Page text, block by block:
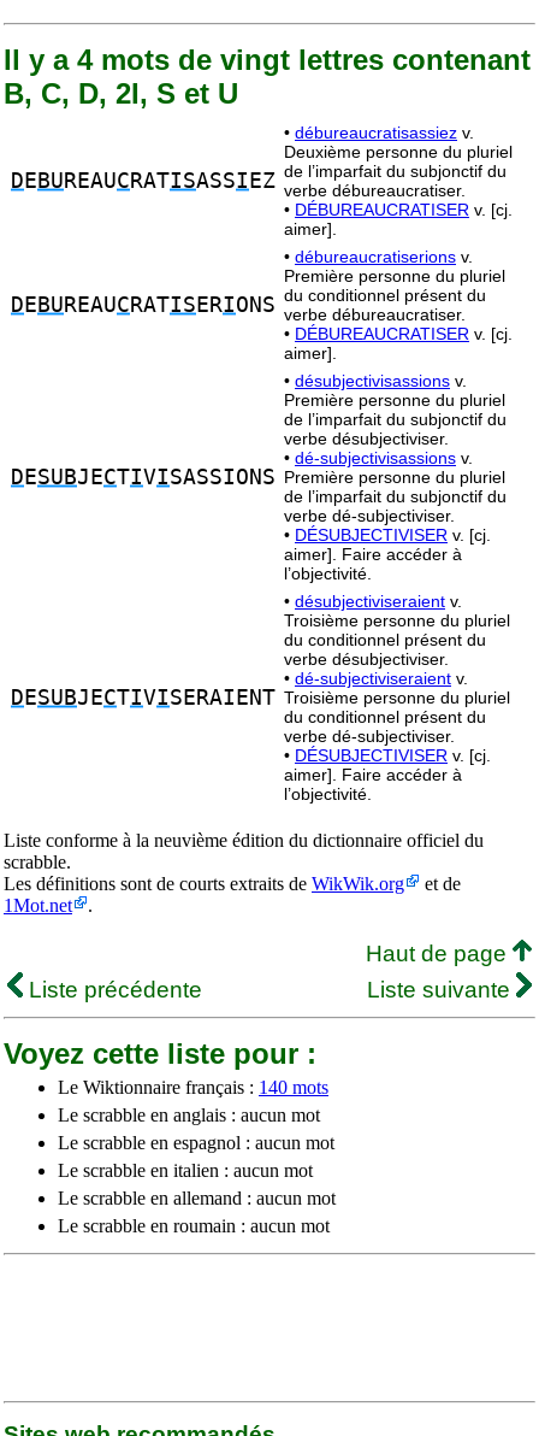
Il y a 4 mots de vingt lettres contenant
B, C, D, 2I, S et U
D E BU REAUC RATISASSI EZ
• débureaucratisassiez v.
Deuxième personne du pluriel
de l’imparfait du subjonctif du
verbe débureaucratiser.
• DÉBUREAUCRATISER v. [cj.
aimer].
D E BU REAUC RATIS ERIONS
• débureaucratiserions v.
Première personne du pluriel
du conditionnel présent du
verbe débureaucratiser.
• DÉBUREAUCRATISER v. [cj.
aimer].
D ESUBJECTIVISASSIONS
• désubjectivisassions v.
Première personne du pluriel
de l’imparfait du subjonctif du
verbe désubjectiviser.
• dé-subjectivisassions v.
Première personne du pluriel
de l’imparfait du subjonctif du
verbe dé-subjectiviser.
• DÉSUBJECTIVISER v. [cj.
aimer]. Faire accéder à
l’objectivité.
D ESUBJECTIVISERAIENT
• désubjectiviseraient v.
Troisième personne du pluriel
du conditionnel présent du
verbe désubjectiviser.
• dé-subjectiviseraient v.
Troisième personne du pluriel
du conditionnel présent du
verbe dé-subjectiviser.
• DÉSUBJECTIVISER v. [cj.
aimer]. Faire accéder à
l’objectivité.
Liste conforme à la neuvième édition du dictionnaire officiel du
scrabble.
Les définitions sont de courts extraits de WikWik.org
et de
1Mot.net
.
Haut de page
Liste précédente
Liste suivante
Voyez cette liste pour :
Le Wiktionnaire français : 140 mots
Le scrabble en anglais : aucun mot
Le scrabble en espagnol : aucun mot
Le scrabble en italien : aucun mot
Le scrabble en allemand : aucun mot
Le scrabble en roumain : aucun mot